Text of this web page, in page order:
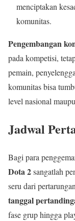
menciptakan
komunitas.
Pengembangan
pada kompetisi,
pemain,
komunitas bisa
level nasional
Jadwal
Bagi para
Dota 2sangatlah
seru dari
tanggal
fase grup hingga